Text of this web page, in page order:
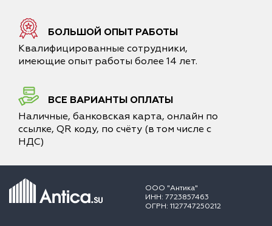
БОЛЬШОЙ ОПЫТ РАБОТЫ
Квалифицированные сотрудники,
имеющие опыт работы более 14 лет.
ВСЕ ВАРИАНТЫ ОПЛАТЫ
Наличные, банковская карта, онлайн по
ссылке, QR коду, по счёту (в том числе с
НДС)
ООО "Антика"
ИНН: 7723857463
ОГРН: 1127747250212